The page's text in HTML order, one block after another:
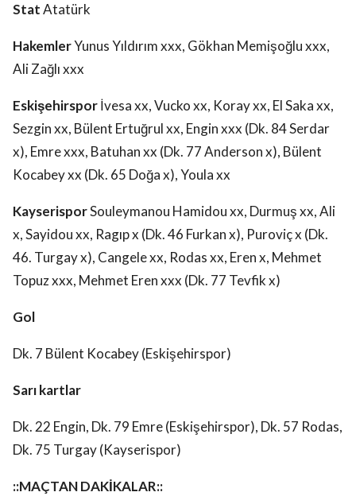
StatAtatürk
HakemlerYunus Yıldırım xxx, Gökhan Memişoğlu xxx,
Ali Zağlı xxx
Eskişehirsporİvesa xx, Vucko xx, Koray xx, El Saka xx,
Sezgin xx, Bülent Ertuğrul xx, Engin xxx (Dk. 84 Serdar
x), Emre xxx, Batuhan xx (Dk. 77 Anderson x), Bülent
Kocabey xx (Dk. 65 Doğa x), Youla xx
KayserisporSouleymanou Hamidou xx, Durmuş xx, Ali
x, Sayidou xx, Ragıp x (Dk. 46 Furkan x), Puroviç x (Dk.
46. Turgay x), Cangele xx, Rodas xx, Eren x, Mehmet
Topuz xxx, Mehmet Eren xxx (Dk. 77 Tevfik x)
Gol
Dk. 7 Bülent Kocabey (Eskişehirspor)
Sarı kartlar
Dk. 22 Engin, Dk. 79 Emre (Eskişehirspor), Dk. 57 Rodas,
Dk. 75 Turgay (Kayserispor)
::MAÇTAN DAKİKALAR::